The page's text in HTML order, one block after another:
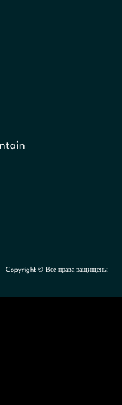
Copyright © Все права защищены